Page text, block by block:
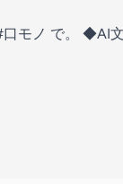
モノ で。 ◆AI